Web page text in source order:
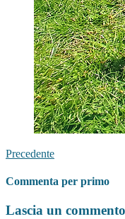
Precedente
Commenta per primo
Lascia un commento